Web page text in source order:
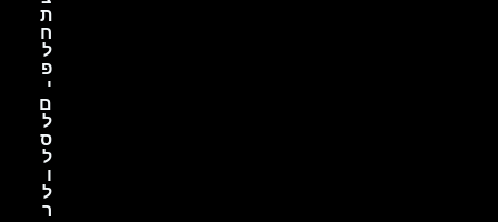
ת
ח
ל
פ
י
ם
ל
ס
ל
ו
ל
ר